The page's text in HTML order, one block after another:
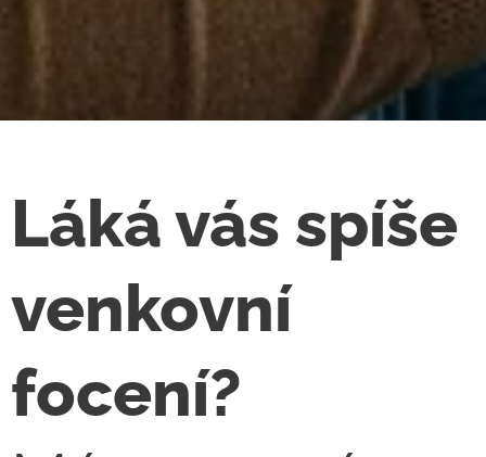
Láká vás spíše
venkovní
focení?